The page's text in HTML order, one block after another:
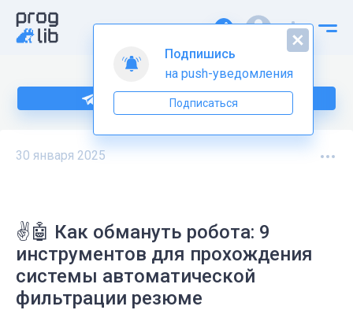
Подпишитесь на нас в Telegram
30 января 2025
✌️🤖 Как обмануть робота: 9
инструментов для прохождения
системы автоматической
фильтрации резюме
Подпишись
на push-уведомления
Подписаться